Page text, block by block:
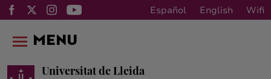
Español English Wifi
Universitat de Lleida
MENU